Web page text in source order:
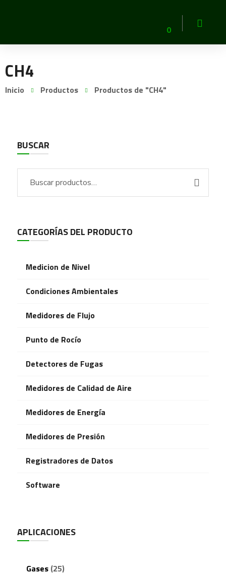
0
CH4
Inicio Productos Productos de "CH4"
BUSCAR
CATEGORÍAS DEL PRODUCTO
Medicion de Nivel
Condiciones Ambientales
Medidores de Flujo
Punto de Rocío
Detectores de Fugas
Medidores de Calidad de Aire
Medidores de Energía
Medidores de Presión
Registradores de Datos
Software
APLICACIONES
Gases(25)